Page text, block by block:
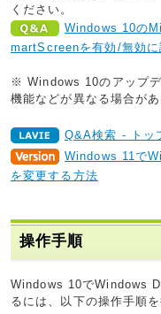
ください。
Windows 10の
martScreenを有効/無効に
※ Windows 10のアップデ
機能などが異なる場合があ
Q&A検索 - トッ
Windows 11で
を変更する方法
操作手順
Windows 10でWindows
るには、以下の操作手順